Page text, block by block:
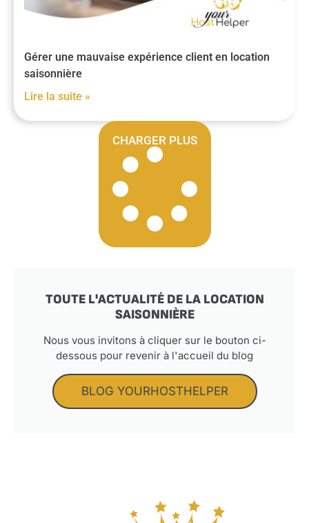
Gérer une mauvaise expérience client en location
saisonnière
Lire la suite »
CHARGER PLUS
TOUTE L'ACTUALITÉ DE LA LOCATION
SAISONNIÈRE
Nous vous invitons à cliquer sur le bouton ci-
dessous pour revenir à l'accueil du blog
BLOG YOURHOSTHELPER